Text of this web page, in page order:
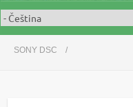
e
n
SONY DSC